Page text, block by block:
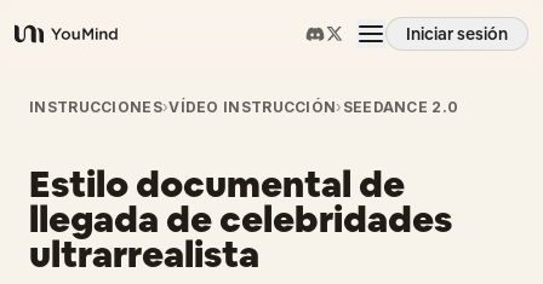
YouMind
Iniciar sesión
Resumen
Casos de uso
Habilidades
INSTRUCCIONES›VÍDEO INSTRUCCIÓN› SEEDANCE 2.0
Estilo documental de
llegada de celebridades
ultrarrealista